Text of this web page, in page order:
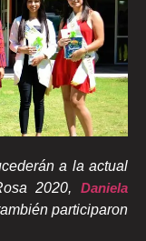
a la actual
2020, Daniela
participaron